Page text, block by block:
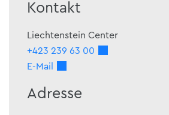
Kontakt
Liechtenstein Center
+423 239 63 00
E-Mail
Adresse